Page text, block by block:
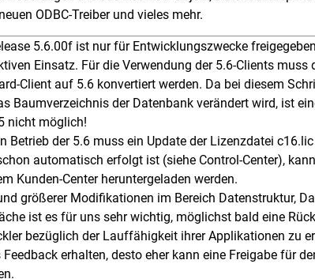
ODBC-Treiber und vieles mehr.
5.6.00f ist nur für Entwicklungszwecke
Einsatz. Für die Verwendung der 5.6-Clients muss
Client auf 5.6 konvertiert werden. Da bei diesem
Baumverzeichnis der Datenbank verändert wird, ist
nicht möglich!
Betrieb der 5.6 muss ein Update der Lizenzdatei
automatisch erfolgt ist (siehe Control-Center),
Kunden-Center heruntergeladen werden.
größerer Modifikationen im Bereich Datenstruktur,
ist es für uns sehr wichtig, möglichst bald eine
bezüglich der Lauffähigkeit ihrer Applikationen zu
Feedback erhalten, desto eher kann eine Freigabe für